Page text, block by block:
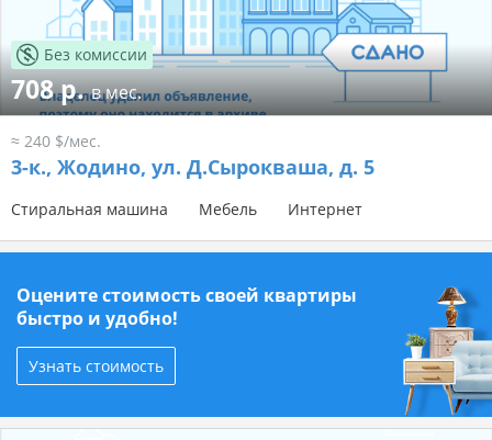
Без комиссии
708 р.в мес.
≈ 240 $/мес.
3-к., Жодино, ул. Д.Сырокваша, д. 5
Стиральная машина Мебель Интернет
Оцените стоимость своей квартиры
быстро и удобно!
Узнать стоимость